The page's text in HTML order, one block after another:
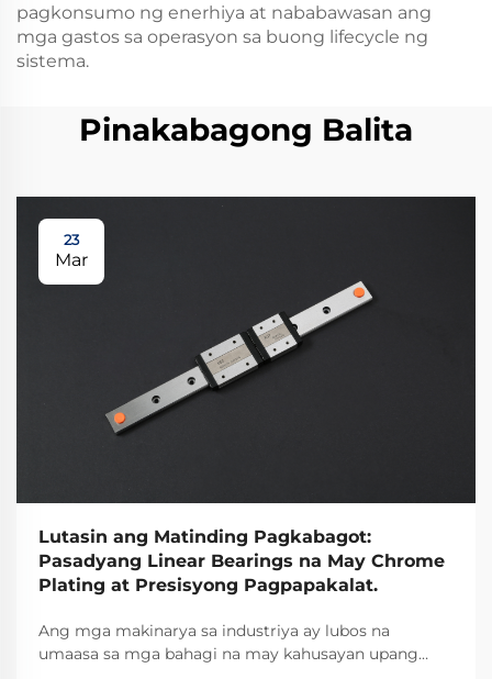
pagkonsumo ng enerhiya at nababawasan ang
mga gastos sa operasyon sa buong lifecycle ng
sistema.
Pinakabagong Balita
23
Mar
Lutasin ang Matinding Pagkabagot:
Pasadyang Linear Bearings na May Chrome
Plating at Presisyong Pagpapakalat.
Ang mga makinarya sa industriya ay lubos na
umaasa sa mga bahagi na may kahusayan upang